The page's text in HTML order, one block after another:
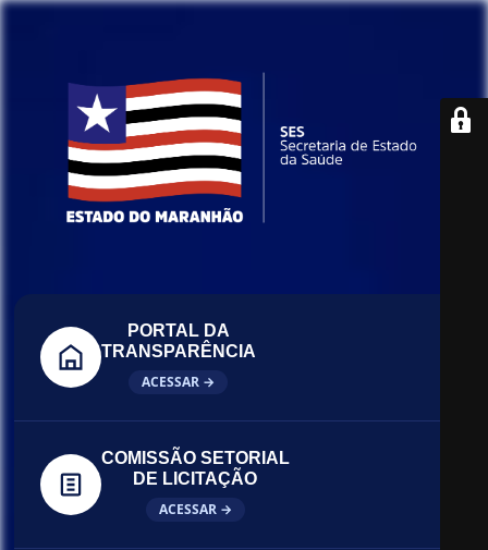
PORTAL DA
TRANSPARÊNCIA
ACESSAR →
COMISSÃO SETORIAL
DE LICITAÇÃO
ACESSAR →